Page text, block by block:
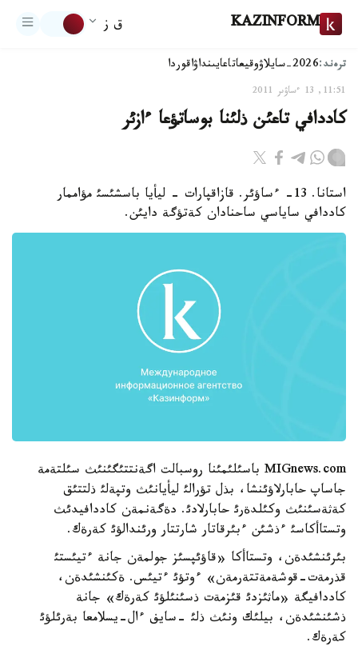
KAZINFORM ق ز
ترەند:2026-سايلاۋ وقيعاتاعايىنداۋاقوردا
11:51, 13 ءساۋىر 2011
كاددافي تاعئن ذلئنا بوساتؤعا ءازئر
استانا. 13- ءساؤئر. قازاقپارات - ليأيا باسشئسئ مؤاممار
كاددافي ساياسي ساحنادان كةتؤگة دايئن.
MIGnews.com باسئلئمئنا روسبالت اگةنتتئگئنئث سئلتةمة
جاساپ حابارلاؤئنشا، بذل تؤرالئ ليأيانئث وتپةلئ ذلتتئق
كةثةسئنئث وكئلدةرئ حابارلادئ. دةگةنمةن كاددافيدئث
وتستاأكاسئ ءذشئن ءبئرقاتار شارتتار ورئندالؤئ كةرةك.
بئرئنشئدةن، وتستاأكا «قاؤئپسئز جولمةن جانة ءتيئستئ
قذرمةت-قوشةمةتتةرمةن» ءوتؤئ ءتيئس. ةكئنشئدةن،
كاددافيگة «ماثئزدئ قئزمةت ذسئنئلؤئ كةرةك» جانة
ذشئنشئدةن، بيلئك ونئث ذلئ -سايف ءال-يسلامعا بةرئلؤئ
كةرةك.